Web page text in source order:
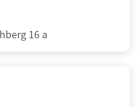
16 a